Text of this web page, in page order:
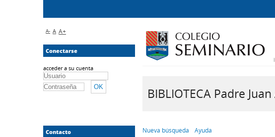
BIBLIOTECA Padre
Nueva búsqueda Ayuda
A- A A+
Conectarse
acceder a su cuenta
Contacto